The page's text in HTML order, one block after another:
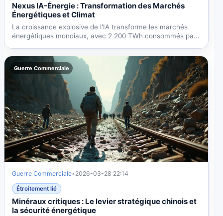
Nexus IA-Énergie : Transformation des Marchés
Énergétiques et Climat
La croissance explosive de l'IA transforme les marchés
énergétiques mondiaux, avec 2 200 TWh consommés par
Guerre Commerciale
Guerre Commerciale• 2026-03-28 22:14
Étroitement lié
Minéraux critiques : Le levier stratégique chinois et
la sécurité énergétique